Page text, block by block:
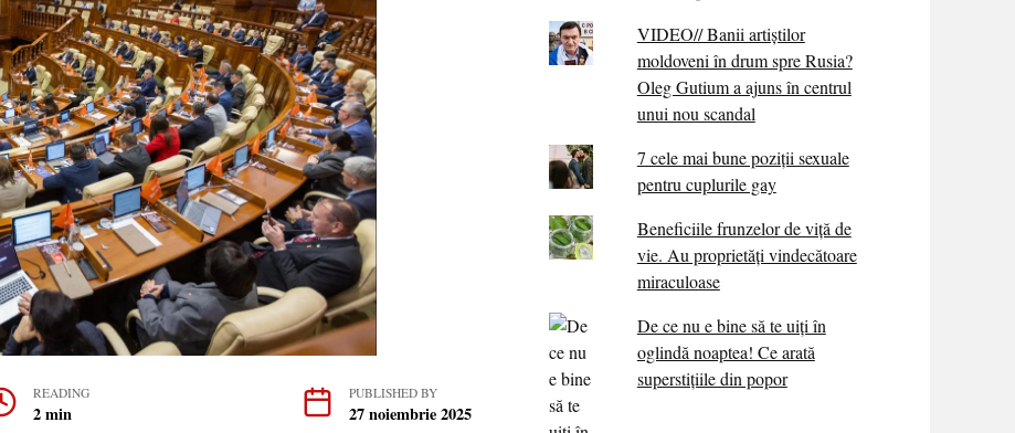
READING
2 min
PUBLISHED BY
27 noiembrie 2025
VIDEO// Banii artiștilor
moldoveni în drum spre Rusia?
Oleg Gutium a ajuns în centrul
unui nou scandal
7 cele mai bune poziții sexuale
pentru cuplurile gay
Beneficiile frunzelor de viță de
vie. Au proprietăţi vindecătoare
miraculoase
De ce nu e bine să te uiți în
oglindă noaptea! Ce arată
superstițiile din popor